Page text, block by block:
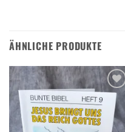
ÄHNLICHE PRODUKTE
Add to
wishlist